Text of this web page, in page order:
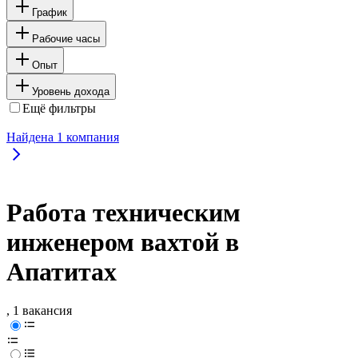
График
Рабочие часы
Опыт
Уровень дохода
Ещё фильтры
Найдена 1 компания
Работа техническим
инженером вахтой в
Апатитах
, 1 вакансия